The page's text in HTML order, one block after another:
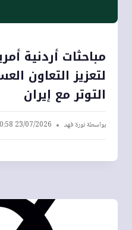
مباحثات أردنية
لتعزيز التعاون
التوتر مع إيران
بواسطةنورة فهد 23/07/2026 20:58